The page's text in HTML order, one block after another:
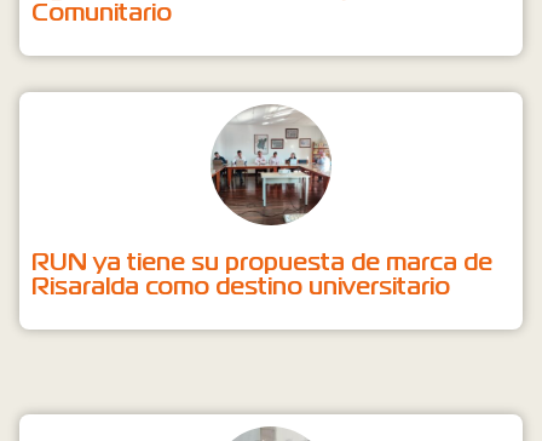
Comunitario
RUN ya tiene su propuesta de marca de
Risaralda como destino universitario